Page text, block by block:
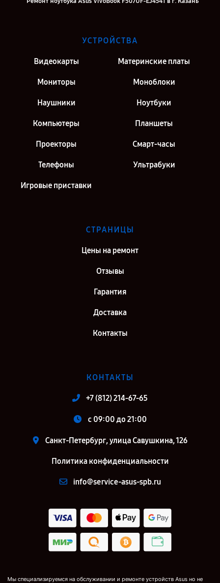
УСТРОЙСТВА
Видеокарты Материнские платы
Мониторы Моноблоки
Наушники Ноутбуки
Компьютеры Планшеты
Проекторы Смарт-часы
Телефоны Ультрабуки
Игровые приставки
СТРАНИЦЫ
Цены на ремонт
Отзывы
Гарантия
Доставка
Контакты
КОНТАКТЫ
+7 (812) 214-67-65
c 09:00 до 21:00
Санкт-Петербург, улица Савушкина, 126
Политика конфиденциальности
info@service-asus-spb.ru
Мы специализируемся на обслуживании и ремонте устройств Asus но не